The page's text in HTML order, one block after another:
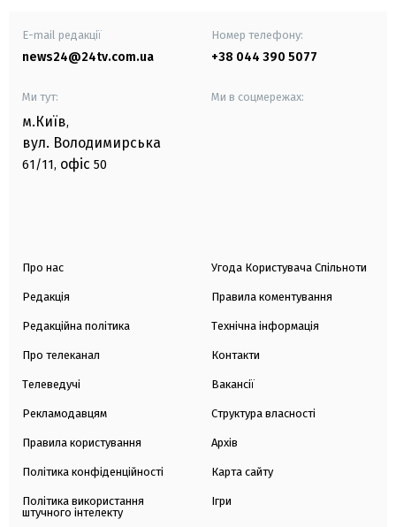
E-mail редакції
news24@24tv.com.ua
Номер телефону:
+38 044 390 5077
Ми тут:
м.Київ,
вул. Володимирська
61/11, офіс 50
Ми в соцмережах:
Про нас
Редакція
Редакційна політика
Про телеканал
Телеведучі
Рекламодавцям
Правила користування
Політика конфіденційності
Політика використання
штучного інтелекту
Угода Користувача Спільноти
Правила коментування
Технічна інформація
Контакти
Вакансії
Структура власності
Архів
Карта сайту
Ігри